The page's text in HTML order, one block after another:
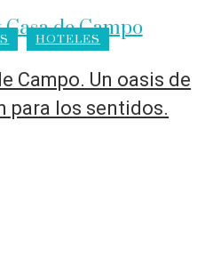
HOTELES
Campo. Un oasis de
para los sentidos.